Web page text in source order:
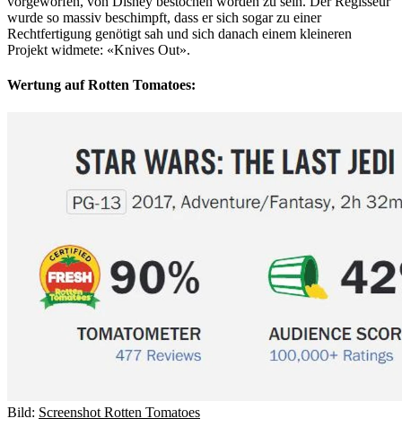
wurde so massiv beschimpft, dass er sich sogar zu einer
Rechtfertigung genötigt sah und sich danach einem kleineren
Projekt widmete: «Knives Out».
Wertung auf Rotten Tomatoes:
Bild: Screenshot Rotten Tomatoes